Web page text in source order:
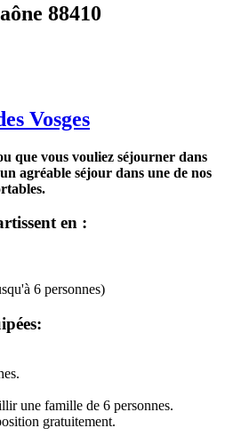
88410
Vosges
que vous vouliez séjourner dans
agréable séjour dans une de nos
en :
6 personnes)
une famille de 6 personnes.
gratuitement.